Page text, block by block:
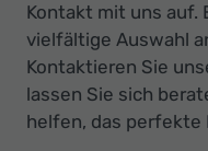
Kontakt mit uns auf.
vielfältige Auswahl
Kontaktieren Sie
lassen Sie sich
helfen, das perfekte